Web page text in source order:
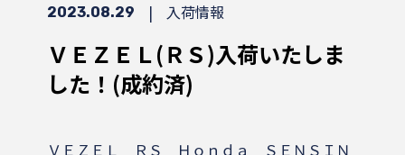
2023.08.29 | 入荷情報
ＶＥＺＥＬ(ＲＳ)入荷いたしま
した！(成約済)
ＶＥＺＥＬ ＲＳ Ｈｏｎｄａ ＳＥＮＳＩＮ